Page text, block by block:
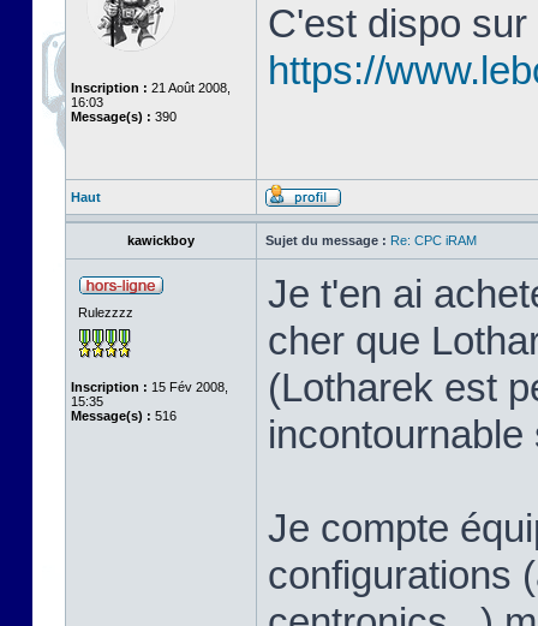
Inscription : 21 Août 2008,
16:03
Message(s) : 390
C'est dispo sur
https://
Haut
kawickboy Sujet du message : Re: CPC iRAM
Rulezzzz
Inscription : 15 Fév 2008,
15:35
Message(s) : 516
Je t'en ai
cher que
(Lotharek est
Je compte
configurations